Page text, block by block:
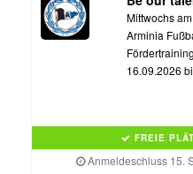
Mittwochs
Arminia
Fördertraining
16.09.2026
FREIE
Anmeldeschluss 15.